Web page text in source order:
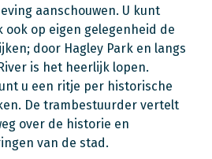
aanschouwen. U kunt
ook op eigen gelegenheid de
door Hagley Park en langs
is het heerlijk lopen.
u een ritje per historische
De trambestuurder vertelt
over de historie en
van de stad.